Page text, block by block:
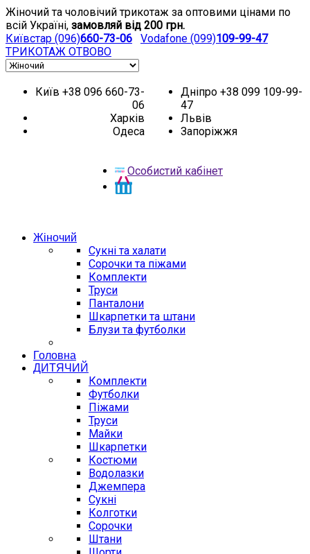
Жіночий та чоловічий трикотаж за оптовими цінами по
всій Україні, замовляй від 200 грн.
Київстар (096)660-73-06 Vodafone (099)109-99-47
ТРИКОТАЖ ОТВОВО
Київ +38 096 660-73-
06
Харків
Одеса
Дніпро +38 099 109-99-
47
Львів
Запоріжжя
Особистий кабінет
Жіночий
Сукні та халати
Сорочки та піжами
Комплекти
Труси
Панталони
Шкарпетки та штани
Блузи та футболки
Головна
ДИТЯЧИЙ
Комплекти
Футболки
Піжами
Труси
Майки
Шкарпетки
Костюми
Водолазки
Джемпера
Сукні
Колготки
Сорочки
Штани